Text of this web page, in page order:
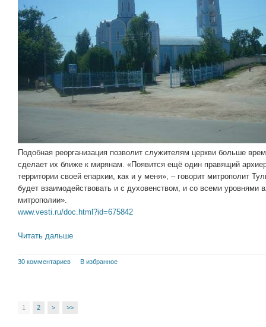
Подобная реорганизация позволит служителям церкви больше
сделает их ближе к мирянам. «Появится ещё один правящий
территории своей епархии, как и у меня», – говорит митрополит
будет взаимодействовать и с духовенством, и со всеми уровнями
митрополии».
www.vesti.ru/doc.html?id=675842
Читать дальше
30 комментариев В избранное
1 2 > >>